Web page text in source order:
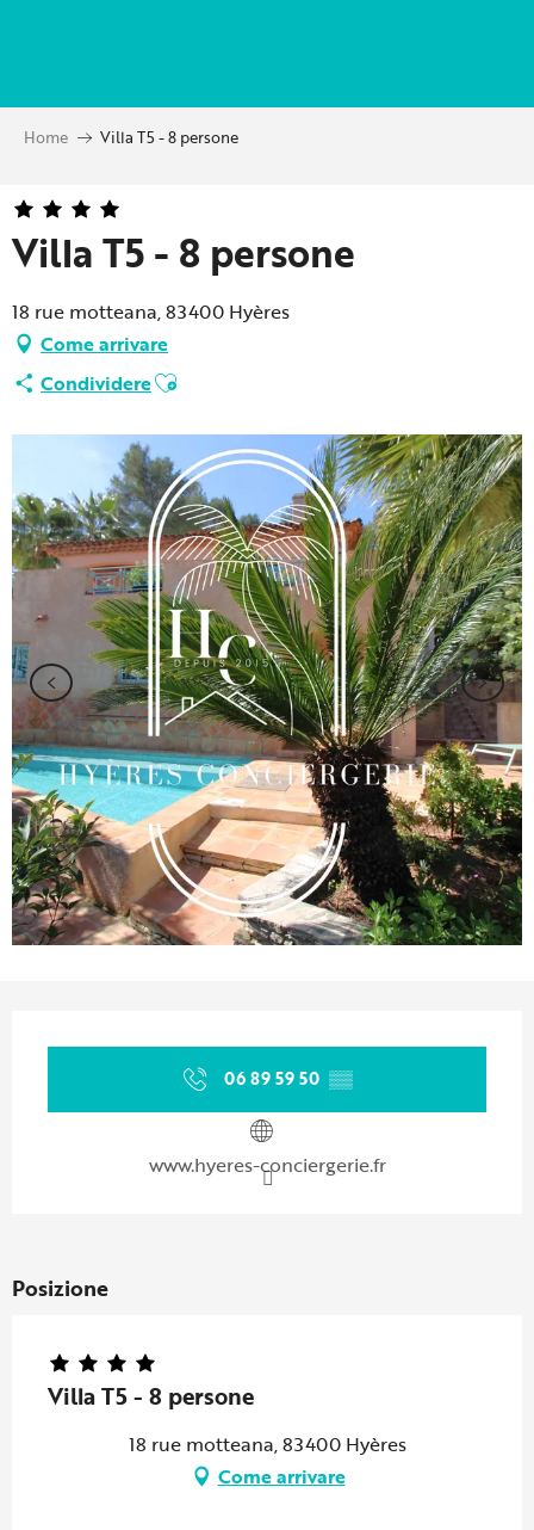
principal
Home Villa T5 - 8 persone
Villa T5 - 8 persone
18 rue motteana, 83400 Hyères
Come arrivare
CondividereAjouter aux favoris
06 89 59 50 ▒▒
www.hyeres-conciergerie.fr
Posizione
Villa T5 - 8 persone
18 rue motteana, 83400 Hyères
Come arrivare